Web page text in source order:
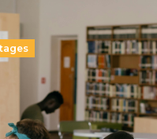
une dérive qui met à